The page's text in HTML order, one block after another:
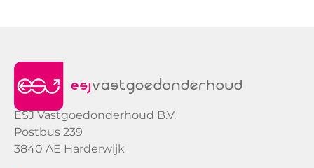
ESJ Vastgoedonderhoud B.V.
Postbus 239
3840 AE Harderwijk